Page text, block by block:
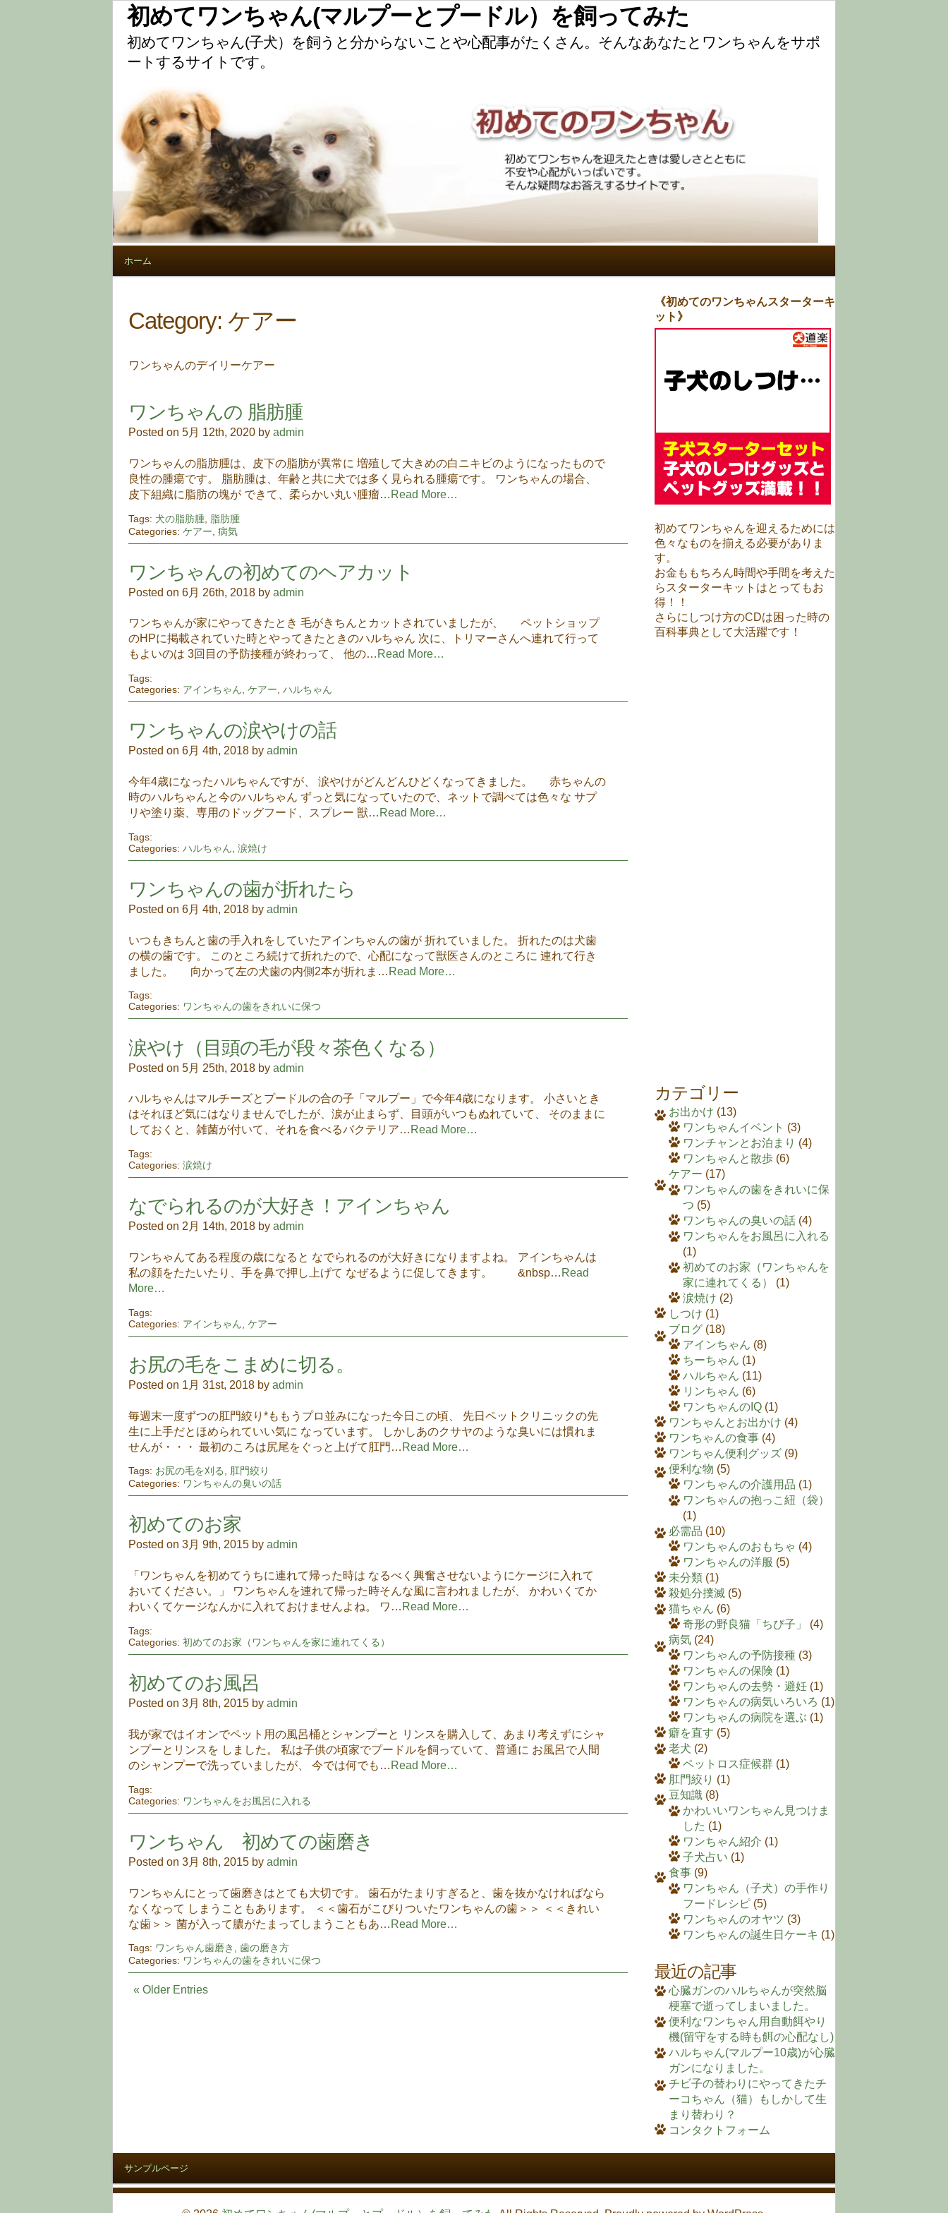
初めてワンちゃん(マルプーとプードル）を飼ってみた
初めてワンちゃん(子犬）を飼うと分からないことや心配事がたくさん。そんなあなたとワンちゃんをサポ
ートするサイトです。
ホーム
Category: ケアー
ワンちゃんのデイリーケアー
ワンちゃんの 脂肪腫
Posted on 5月 12th, 2020 byadmin
ワンちゃんの脂肪腫は、皮下の脂肪が異常に 増殖して大きめの白ニキビのようになったもので
良性の腫瘍です。 脂肪腫は、年齢と共に犬では多く見られる腫瘍です。 ワンちゃんの場合、
皮下組織に脂肪の塊が できて、柔らかい丸い腫瘤… Read More…
Tags:犬の脂肪腫 脂肪腫
Categories:ケアー ,病気
ワンちゃんの初めてのヘアカット
Posted on 6月 26th, 2018 byadmin
ワンちゃんが家にやってきたとき 毛がきちんとカットされていましたが、 ペットショップ
のHPに掲載されていた時とやってきたときのハルちゃん 次に、トリマーさんへ連れて行って
もよいのは 3回目の予防接種が終わって、 他の… Read More…
Tags:
Categories: アインちゃん ,ケアー ,ハルちゃん
ワンちゃんの涙やけの話
Posted on 6月 4th, 2018 byadmin
今年4歳になったハルちゃんですが、 涙やけがどんどんひどくなってきました。 赤ちゃんの
時のハルちゃんと今のハルちゃん ずっと気になっていたので、ネットで調べては色々な サプ
リや塗り薬、専用のドッグフード、スプレー 獣… Read More…
Tags:
Categories:ハルちゃん ,涙焼け
ワンちゃんの歯が折れたら
Posted on 6月 4th, 2018 byadmin
いつもきちんと歯の手入れをしていたアインちゃんの歯が 折れていました。 折れたのは犬歯
の横の歯です。 このところ続けて折れたので、心配になって獣医さんのところに 連れて行き
ました。 向かって左の犬歯の内側2本が折れま… Read More…
Tags:
Categories: ワンちゃんの歯をきれいに保つ
涙やけ（目頭の毛が段々茶色くなる）
Posted on 5月 25th, 2018 byadmin
ハルちゃんはマルチーズとプードルの合の子「マルプー」で今年4歳になります。 小さいとき
はそれほど気にはなりませんでしたが、涙が止まらず、目頭がいつもぬれていて、 そのままに
しておくと、雑菌が付いて、それを食べるバクテリア… Read More…
Tags:
Categories:涙焼け
なでられるのが大好き！アインちゃん
Posted on 2月 14th, 2018 byadmin
ワンちゃんてある程度の歳になると なでられるのが大好きになりますよね。 アインちゃんは
私の顔をたたいたり、手を鼻で押し上げて なぜるように促してきます。 &nbsp… Read
More…
Tags:
Categories: アインちゃん ,ケアー
お尻の毛をこまめに切る。
Posted on 1月 31st, 2018 byadmin
毎週末一度ずつの肛門絞り*ももうプロ並みになった今日この頃、 先日ペットクリニックの先
生に上手だとほめられていい気に なっています。 しかしあのクサヤのような臭いには慣れま
せんが・・・ 最初のころは尻尾をぐっと上げて肛門… Read More…
Tags: お尻の毛を刈る, 肛門絞り
Categories: ワンちゃんの臭いの話
初めてのお家
Posted on 3月 9th, 2015 byadmin
「ワンちゃんを初めてうちに連れて帰った時は なるべく興奮させないようにケージに入れて
おいてください。」 ワンちゃんを連れて帰った時そんな風に言われましたが、 かわいくてか
わいくてケージなんかに入れておけませんよね。 ワ… Read More…
Tags:
Categories:初めてのお家（ワンちゃんを家に連れてくる）
初めてのお風呂
Posted on 3月 8th, 2015 byadmin
我が家ではイオンでペット用の風呂桶とシャンプーと リンスを購入して、あまり考えずにシャ
ンプーとリンスを しました。 私は子供の頃家でプードルを飼っていて、普通に お風呂で人間
のシャンプーで洗っていましたが、 今では何でも… Read More…
Tags:
Categories: ワンちゃんをお風呂に入れる
ワンちゃん 初めての歯磨き
Posted on 3月 8th, 2015 byadmin
ワンちゃんにとって歯磨きはとても大切です。 歯石がたまりすぎると、歯を抜かなければなら
なくなって しまうこともあります。 ＜＜歯石がこびりついたワンちゃんの歯＞＞ ＜＜きれい
な歯＞＞ 菌が入って膿がたまってしまうこともあ… Read More…
Tags: ワンちゃん歯磨き ,歯の磨き方
Categories: ワンちゃんの歯をきれいに保つ
« Older Entries
《初めてのワンちゃんスターターキ
ット》
初めてワンちゃんを迎えるためには
色々なものを揃える必要がありま
す。
お金ももちろん時間や手間を考えた
らスターターキットはとってもお
得！！
さらにしつけ方のCDは困った時の
百科事典として大活躍です！
カテゴリー
お出かけ (13)
ワンちゃんイベント (3)
ワンチャンとお泊まり (4)
ワンちゃんと散歩 (6)
ケアー (17)
ワンちゃんの歯をきれいに保
つ (5)
ワンちゃんの臭いの話 (4)
ワンちゃんをお風呂に入れる
(1)
初めてのお家（ワンちゃんを
家に連れてくる）
(1)
涙焼け (2)
しつけ (1)
ブログ (18)
アインちゃん (8)
ちーちゃん (1)
ハルちゃん (11)
リンちゃん (6)
ワンちゃんのIQ (1)
ワンちゃんとお出かけ (4)
ワンちゃんの食事 (4)
ワンちゃん便利グッズ (9)
便利な物 (5)
ワンちゃんの介護用品 (1)
ワンちゃんの抱っこ紐（袋）
(1)
必需品 (10)
ワンちゃんのおもちゃ (4)
ワンちゃんの洋服 (5)
未分類 (1)
殺処分撲滅 (5)
猫ちゃん (6)
奇形の野良猫「ちび子」
(4)
病気 (24)
ワンちゃんの予防接種 (3)
ワンちゃんの保険 (1)
ワンちゃんの去勢・避妊 (1)
ワンちゃんの病気いろいろ (1)
ワンちゃんの病院を選ぶ (1)
癖を直す (5)
老犬 (2)
ペットロス症候群 (1)
肛門絞り (1)
豆知識 (8)
かわいいワンちゃん見つけま
した (1)
ワンちゃん紹介 (1)
子犬占い (1)
食事 (9)
ワンちゃん（子犬）の手作り
フードレシピ (5)
ワンちゃんのオヤツ (3)
ワンちゃんの誕生日ケーキ (1)
最近の記事
心臓ガンのハルちゃんが突然脳
梗塞で逝ってしまいました。
便利なワンちゃん用自動餌やり
機(留守をする時も餌の心配なし)
ハルちゃん(マルプー10歳)が心臓
ガンになりました。
チビ子の替わりにやってきたチ
ーコちゃん（猫）もしかして生
まり替わり？
コンタクトフォーム
サンプルページ